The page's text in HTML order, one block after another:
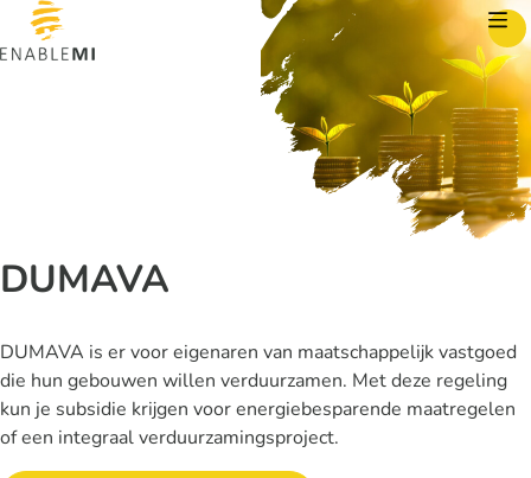
Skip to content
DUMAVA
DUMAVA is er voor eigenaren van maatschappelijk vastgoed
die hun gebouwen willen verduurzamen. Met deze regeling
kun je subsidie krijgen voor energiebesparende maatregelen
of een integraal verduurzamingsproject.